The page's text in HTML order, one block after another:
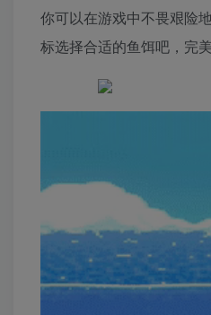
你可以在游戏中不畏艰险
标选择合适的鱼饵吧，完